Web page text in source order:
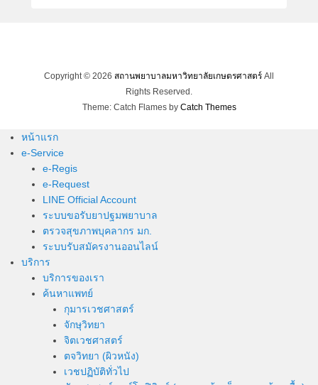
Copyright © 2026 สถานพยาบาลมหาวิทยาลัยเกษตรศาสตร์ All
Rights Reserved.
Theme: Catch Flames by Catch Themes
หน้าแรก
e-Service
e-Regis
e-Request
LINE Official Account
ระบบขอรับยาปฐมพยาบาล
ตรวจสุขภาพบุคลากร มก.
ระบบรับสมัครงานออนไลน์
บริการ
บริการของเรา
ค้นหาแพทย์
กุมารเวชศาสตร์
จักษุวิทยา
จิตเวชศาสตร์
ตจวิทยา (ผิวหนัง)
เวชปฏิบัติทั่วไป